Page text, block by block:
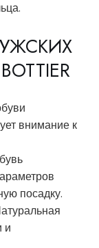
внимание к
посадку.
и